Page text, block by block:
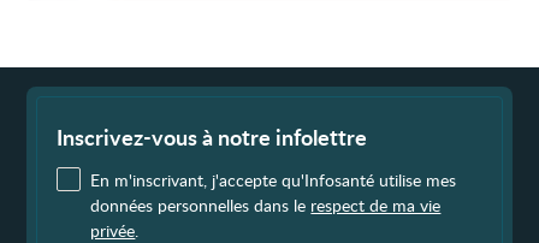
Inscrivez-vous à notre infolettre
En m'inscrivant, j'accepte qu'Infosanté utilise mes
données personnelles dans le respect de ma vie
privée